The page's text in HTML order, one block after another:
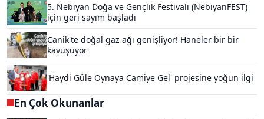
5. Nebiyan Doğa ve Gençlik Festivali (NebiyanFEST)
için geri sayım başladı
Canik'te doğal gaz ağı genişliyor! Haneler bir bir
kavuşuyor
'Haydi Güle Oynaya Camiye Gel' projesine yoğun ilgi
En Çok Okunanlar